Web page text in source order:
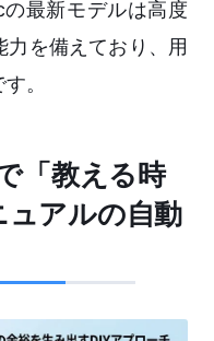
最新モデルは高度
を備えており、用
。
「教える時
ュアルの自動